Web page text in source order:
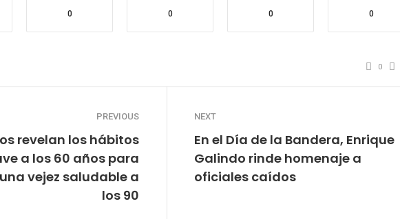
0 0 0 0
0
PREVIOUS
revelan los hábitos
a los 60 años para
vejez saludable a
los 90
NEXT
En el Día de la Bandera, Enrique
Galindo rinde homenaje a
oficiales caídos